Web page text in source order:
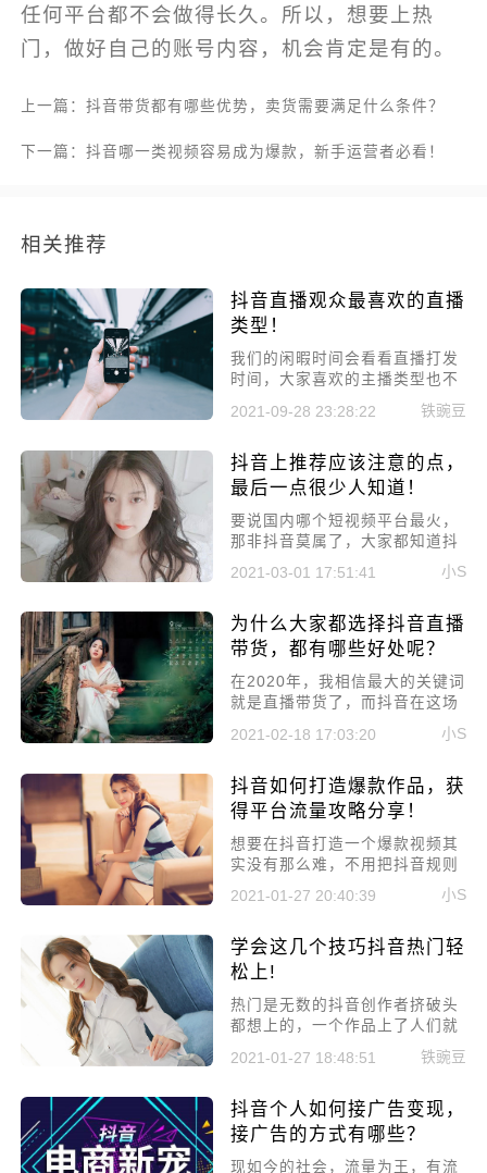
任何平台都不会做得长久。所以，想要上热
门，做好自己的账号内容，机会肯定是有的。
上一篇：抖音带货都有哪些优势，卖货需要满足什么条件？
下一篇：抖音哪一类视频容易成为爆款，新手运营者必看！
相关推荐
抖音直播观众最喜欢的直播
类型！
我们的闲暇时间会看看直播打发
时间，大家喜欢的主播类型也不
一样，有的人喜欢幽默，有的人
喜欢玩游戏，不管是哪个粉丝较
特色的，今天就给大家讲一下抖
音直播观众最喜欢的直播类型。
2021-09-28 23:28:22 铁豌豆
抖音上推荐应该注意的点，
最后一点很少人知道！
​要说国内哪个短视频平台最火，
那非抖音莫属了，大家都知道抖
音是现如今的国民级APP，几乎
每个人手机都会下载。不管是企
平台引流变现，那今天就来好好
说说抖音上推荐应该注意的点，
2021-03-01 17:51:41 小S
为什么大家都选择抖音直播
带货，都有哪些好处呢？
​在2020年，我相信最大的关键词
就是直播带货了，而抖音在这场
直播带货的战役中，取得了不俗
的成绩。为什么大家都选择抖音
面我们来详细说一说!
2021-02-18 17:03:20 小S
抖音如何打造爆款作品，获
得平台流量攻略分享！
​想要在抖音打造一个爆款视频其
实没有那么难，不用把抖音规则
理解的那么复杂，所以今天就来
详细讲讲抖音如何打造爆款作
2021-01-27 20:40:39 小S
学会这几个技巧抖音热门轻
松上!
热门是无数的抖音创作者挤破头
都想上的，一个作品上了人们就
会有成千上万的粉丝增长，今天
小编就来给大家讲解学会这几个
2021-01-27 18:48:51 铁豌豆
抖音个人如何接广告变现，
接广告的方式有哪些？
现如今的社会，流量为王，有流